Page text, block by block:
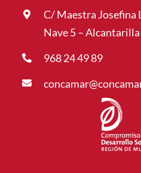
C/ Maestra Josefina
Nave 5 –
968 24 49 89